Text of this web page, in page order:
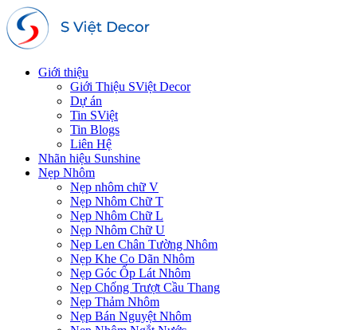
Giới thiệu
Giới Thiệu SViệt Decor
Dự án
Tin SViệt
Tin Blogs
Liên Hệ
Nhãn hiệu Sunshine
Nẹp Nhôm
Nẹp nhôm chữ V
Nẹp Nhôm Chữ T
Nẹp Nhôm Chữ L
Nẹp Nhôm Chữ U
Nẹp Len Chân Tường Nhôm
Nẹp Khe Co Dãn Nhôm
Nẹp Góc Ốp Lát Nhôm
Nẹp Chống Trượt Cầu Thang
Nẹp Thảm Nhôm
Nẹp Bán Nguyệt Nhôm